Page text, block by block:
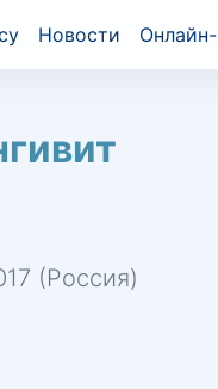
Новости
(Россия)